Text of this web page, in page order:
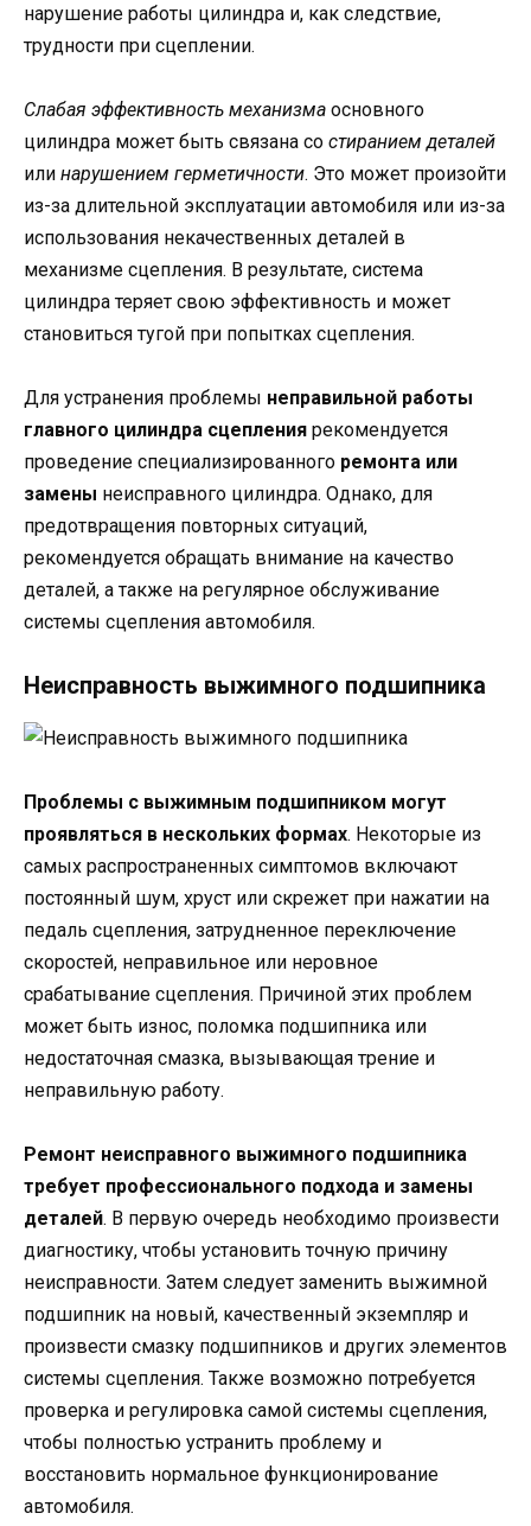
нарушение работы цилиндра и, как следствие,
трудности при сцеплении.
Слабая эффективность механизма основного
цилиндра может быть связана со стиранием деталей
или нарушением герметичности. Это может произойти
из-за длительной эксплуатации автомобиля или из-за
использования некачественных деталей в
механизме сцепления. В результате, система
цилиндра теряет свою эффективность и может
становиться тугой при попытках сцепления.
Для устранения проблемы неправильной работы
главного цилиндра сцепления рекомендуется
проведение специализированного ремонта или
замены неисправного цилиндра. Однако, для
предотвращения повторных ситуаций,
рекомендуется обращать внимание на качество
деталей, а также на регулярное обслуживание
системы сцепления автомобиля.
Неисправность выжимного подшипника
Проблемы с выжимным подшипником могут
проявляться в нескольких формах. Некоторые из
самых распространенных симптомов включают
постоянный шум, хруст или скрежет при нажатии на
педаль сцепления, затрудненное переключение
скоростей, неправильное или неровное
срабатывание сцепления. Причиной этих проблем
может быть износ, поломка подшипника или
недостаточная смазка, вызывающая трение и
неправильную работу.
Ремонт неисправного выжимного подшипника
требует профессионального подхода и замены
деталей. В первую очередь необходимо произвести
диагностику, чтобы установить точную причину
неисправности. Затем следует заменить выжимной
подшипник на новый, качественный экземпляр и
произвести смазку подшипников и других элементов
системы сцепления. Также возможно потребуется
проверка и регулировка самой системы сцепления,
чтобы полностью устранить проблему и
восстановить нормальное функционирование
автомобиля.